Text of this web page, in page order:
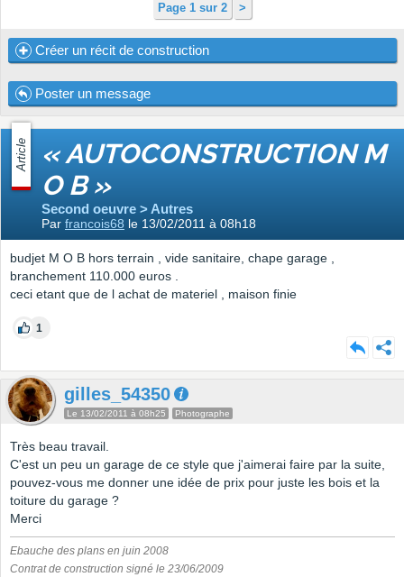
Page 1 sur 2 >
Créer un récit de construction
Poster un message
Article « AUTOCONSTRUCTION M
O B »
Second oeuvre > Autres
Par francois68 le 13/02/2011 à 08h18
budjet M O B hors terrain , vide sanitaire, chape garage ,
branchement 110.000 euros .
ceci etant que de l achat de materiel , maison finie
1
gilles_54350
Le 13/02/2011 à 08h25 Photographe
Très beau travail.
C'est un peu un garage de ce style que j'aimerai faire par la suite,
pouvez-vous me donner une idée de prix pour juste les bois et la
toiture du garage ?
Merci
Ebauche des plans en juin 2008
Contrat de construction signé le 23/06/2009